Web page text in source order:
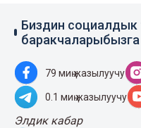
Биздин социалдык
79 миң жазылуучу
0.1 миң жазылуучу
Элдик кабар